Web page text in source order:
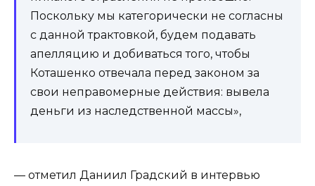
Поскольку мы категорически не согласны
с данной трактовкой, будем подавать
апелляцию и добиваться того, чтобы
Коташенко отвечала перед законом за
свои неправомерные действия: вывела
деньги из наследственной массы»,
— отметил Даниил Градский в интервью